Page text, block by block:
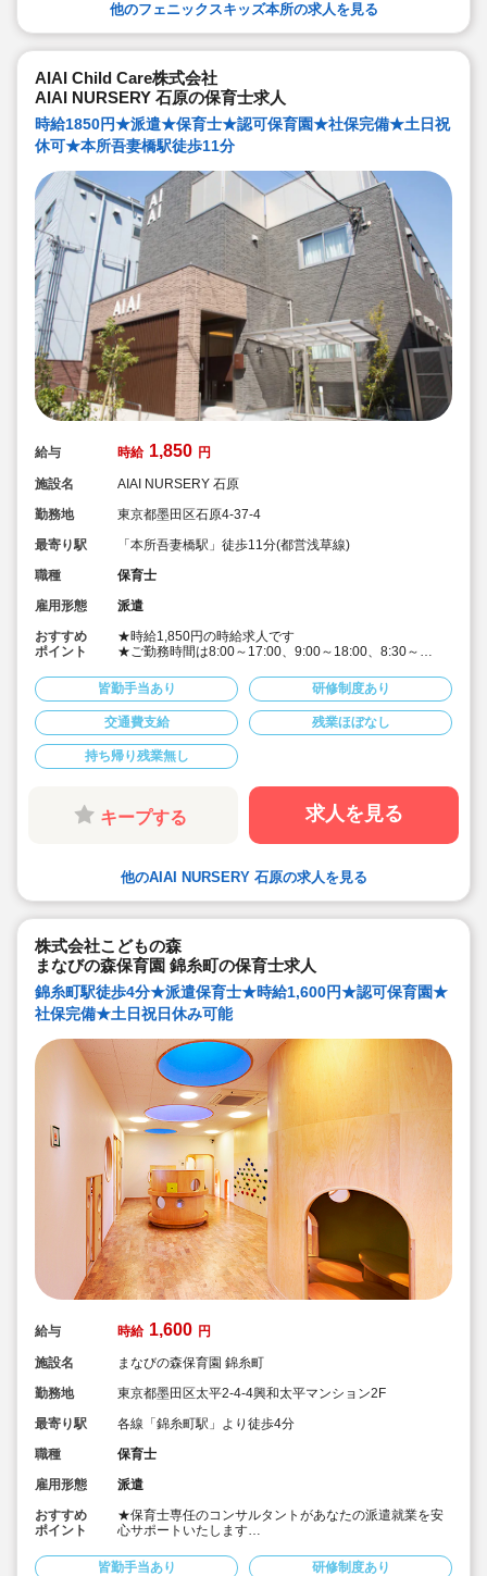
他のフェニックスキッズ本所の求人を見る
AIAI Child Care株式会社
AIAI NURSERY 石原の保育士求人
時給1850円★派遣★保育士★認可保育園★社保完備★土日祝
休可★本所吾妻橋駅徒歩11分
給与 時給 1,850 円
施設名
AIAI NURSERY 石原
勤務地
東京都墨田区石原4-37-4
最寄り駅
「本所吾妻橋駅」徒歩11分(都営浅草線)
職種
保育士
雇用形態
派遣
おすすめ
ポイント
★時給1,850円の時給求人です
★ご勤務時間は8:00～17:00、9:00～18:00、8:30～
歓迎です
★早番、遅番で勤務したいなど。時間帯は柔軟にご相談
ください
★派遣スタッフの受け入れに慣れている園になりますの
で安心です
★保育士専任のコンサルタントがあなたの派遣就業を安
心サポートいたします
★英語は遊びを通して専任講師が年齢に応じて対応して
います。異文化にふれることで社会性や国際理解を深め
ています
★食育プログラムとして、食糧生産から消費までの過程
を体験することで、食や健康に対する興味を引き出して
★60名定員など中規模園を中心に「もう一つの家」をコ
者の方とのやり取り等を効率化されています
★子どもたち一人一人と向き合った保育を実施していま
す
皆勤手当あり 研修制度あり
交通費支給 残業ほぼなし
持ち帰り残業無し
キープする 求人を見る
他のAIAI NURSERY 石原の求人を見る
株式会社こどもの森
まなびの森保育園 錦糸町の保育士求人
錦糸町駅徒歩4分★派遣保育士★時給1,600円★認可保育園★
社保完備★土日祝日休み可能
給与 時給 1,600 円
施設名
まなびの森保育園 錦糸町
勤務地
東京都墨田区太平2-4-4興和太平マンション2F
最寄り駅
各線「錦糸町駅」より徒歩4分
職種
保育士
雇用形態
派遣
おすすめ
ポイント
★保育士専任のコンサルタントがあなたの派遣就業を安
心サポートいたします
★時給1,600円の求人です
皆勤手当あり 研修制度あり